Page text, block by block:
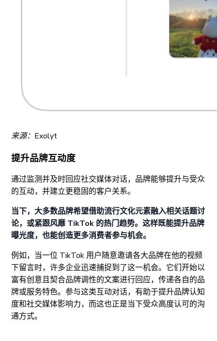
来源：Exolyt
提升品牌互动度
通过监测并及时回应社交媒体对话，品牌能够提升与受众
的互动，并建立更稳固的客户关系。
当下，大多数品牌希望借助流行文化元素融入相关话题讨
论，或紧跟风靡 TikTok 的热门趋势。这样既能提升品牌
曝光度，也能创造更多消费者参与机会。
例如，当一位 TikTok 用户随意邀请各大品牌在他的视频
下留言时，许多企业迅速捕捉到了这一机会。它们开始以
富有创意且契合品牌调性的文案进行回应，传递各自的品
牌或服务特色。参与这类互动对话，有助于提升品牌认知
度和社交媒体影响力，而这也正是当下受众高度认可的沟
通方式。